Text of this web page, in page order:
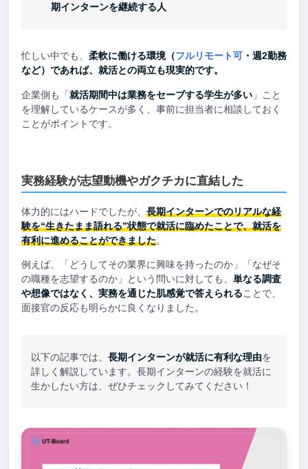
期インターンを継続する人
忙しい中でも、 柔軟に働ける環境（フルリモート可・週2勤務
など）であれば、就活との両立も現実的です。
企業側も「就活期間中は業務をセーブする学生が多い」こと
を理解しているケースが多く、事前に担当者に相談しておく
ことがポイントです。
実務経験が志望動機やガクチカに直結した
体力的にはハードでしたが、 長期インターンでのリアルな経
験を“生きたまま語れる”状態で就活に臨めたことで、就活を
有利に進めることができました。
例えば、「どうしてその業界に興味を持ったのか」「なぜそ
の職種を志望するのか」という問いに対しても、 単なる調査
や想像ではなく、実務を通じた肌感覚で答えられることで、
面接官の反応も明らかに良くなりました。
以下の記事では、長期インターンが就活に有利な理由を
詳しく解説しています。長期インターンの経験を就活に
生かしたい方は、ぜひチェックしてみてください！